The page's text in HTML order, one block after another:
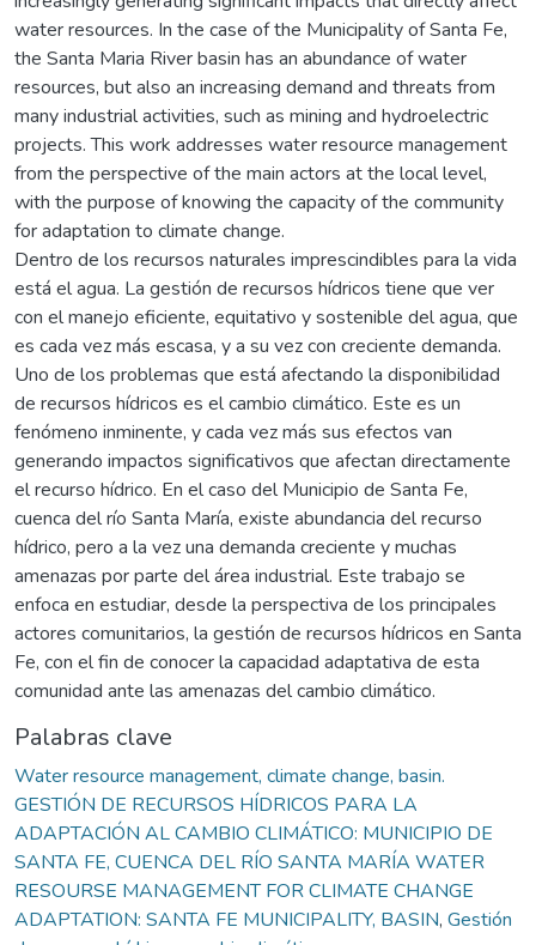
water resources. In the case of the Municipality of Santa Fe,
the Santa Maria River basin has an abundance of water
resources, but also an increasing demand and threats from
many industrial activities, such as mining and hydroelectric
projects. This work addresses water resource management
from the perspective of the main actors at the local level,
with the purpose of knowing the capacity of the community
for adaptation to climate change.
Dentro de los recursos naturales imprescindibles para la vida
está el agua. La gestión de recursos hídricos tiene que ver
con el manejo eficiente, equitativo y sostenible del agua, que
es cada vez más escasa, y a su vez con creciente demanda.
Uno de los problemas que está afectando la disponibilidad
de recursos hídricos es el cambio climático. Este es un
fenómeno inminente, y cada vez más sus efectos van
generando impactos significativos que afectan directamente
el recurso hídrico. En el caso del Municipio de Santa Fe,
cuenca del río Santa María, existe abundancia del recurso
hídrico, pero a la vez una demanda creciente y muchas
amenazas por parte del área industrial. Este trabajo se
enfoca en estudiar, desde la perspectiva de los principales
actores comunitarios, la gestión de recursos hídricos en Santa
Fe, con el fin de conocer la capacidad adaptativa de esta
comunidad ante las amenazas del cambio climático.
Palabras clave
Water resource management, climate change, basin.
GESTIÓN DE RECURSOS HÍDRICOS PARA LA
ADAPTACIÓN AL CAMBIO CLIMÁTICO: MUNICIPIO DE
SANTA FE, CUENCA DEL RÍO SANTA MARÍA WATER
RESOURSE MANAGEMENT FOR CLIMATE CHANGE
ADAPTATION: SANTA FE MUNICIPALITY, BASIN, Gestión